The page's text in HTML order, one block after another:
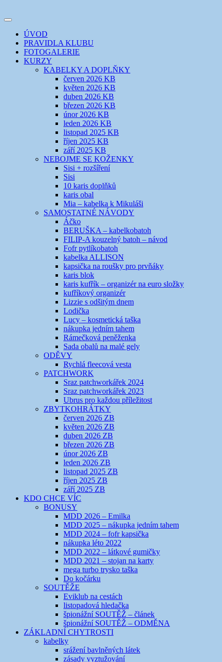
k
webuEVIKLUB
šicí klub
Toggle
navigation
ÚVOD
PRAVIDLA KLUBU
FOTOGALERIE
KURZY
KABELKY A DOPLŇKY
červen 2026 KB
květen 2026 KB
duben 2026 KB
březen 2026 KB
únor 2026 KB
leden 2026 KB
listopad 2025 KB
říjen 2025 KB
září 2025 KB
NEBOJME SE KOŽENKY
Sisi + rozšíření
Sisi
10 karis doplňků
karis obal
Mia – kabelka k Mikuláši
SAMOSTATNÉ NÁVODY
Áčko
BERUŠKA – kabelkobatoh
FILIP-A kouzelný batoh – návod
Fofr pytlíkobatoh
kabelka ALLISON
kapsička na roušky pro prvňáky
karis blok
karis kufřík – organizér na euro složky
kufříkový organizér
Lizzie s odšitým dnem
Lodička
Lucy – kosmetická taška
nákupka jedním tahem
Rámečková peněženka
Sada obalů na malé gely
ODĚVY
Rychlá fleecová vesta
PATCHWORK
Sraz patchworkářek 2024
Sraz patchworkářek 2023
Ubrus pro každou příležitost
ZBYTKOHRÁTKY
červen 2026 ZB
květen 2026 ZB
duben 2026 ZB
březen 2026 ZB
únor 2026 ZB
leden 2026 ZB
listopad 2025 ZB
říjen 2025 ZB
září 2025 ZB
KDO CHCE VÍC
BONUSY
MDD 2026 – Emilka
MDD 2025 – nákupka jedním tahem
MDD 2024 – fofr kapsička
nákupka léto 2022
MDD 2022 – látkové gumičky
MDD 2021 – stojan na karty
mega turbo trysko taška
Do kočárku
SOUTĚŽE
Eviklub na cestách
listopadová hledačka
špionážní SOUTĚŽ – článek
špionážní SOUTĚŽ – ODMĚNA
ZÁKLADNÍ CHYTROSTI
kabelky
srážení bavlněných látek
zásady vyztužování